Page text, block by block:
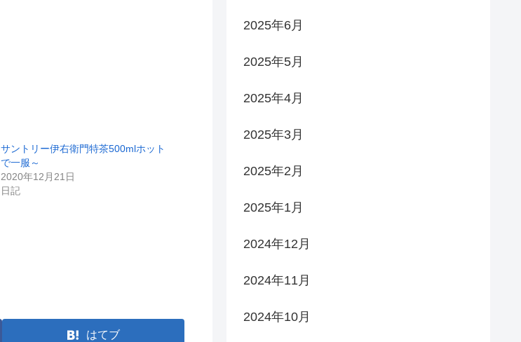
サントリー伊右衛門特茶500mlホット
で一服～
2020年12月21日
日記
はてブ
2025年6月
2025年5月
2025年4月
2025年3月
2025年2月
2025年1月
2024年12月
2024年11月
2024年10月